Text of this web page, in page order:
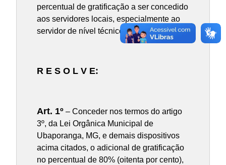
percentual de gratificação a ser concedido
aos servidores locais, especialmente ao
servidor de nível técnico ou superior;
R E S O L V E:
Art. 1º – Conceder nos termos do artigo
3º, da Lei Orgânica Municipal de
Ubaporanga, MG, e demais dispositivos
acima citados, o adicional de gratificação
no percentual de 80% (oitenta por cento),